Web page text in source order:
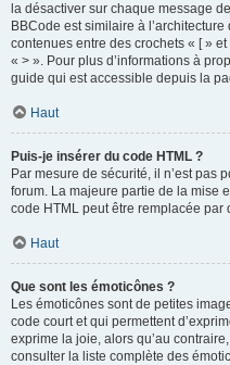
la désactiver sur chaque message
BBCode est similaire à
contenues entre des crochets « [ »
« > ». Pour plus d’informations à
guide qui est accessible depuis la
Haut
Puis-je insérer du code HTML ?
Par mesure de sécurité, il n’est pas
forum. La majeure partie de la mise
code HTML peut être remplacée par
Haut
Que sont les émoticônes ?
Les émoticônes sont de petites
code court et qui permettent
exprime la joie, alors qu’au
consulter la liste complète des